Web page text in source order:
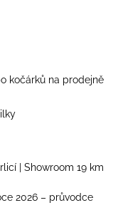
kočárků na prodejně
| Showroom 19 km
2026 – průvodce